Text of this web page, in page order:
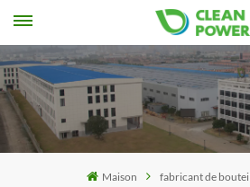
Maison fabricant de